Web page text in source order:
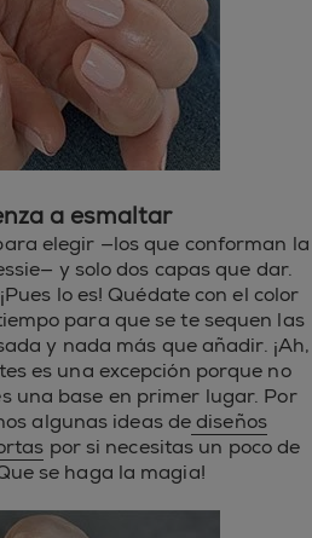
a esmaltar
elegir —los que conforman la
y solo dos capas que dar.
lo es! Quédate con el color
para que se te sequen las
y nada más que añadir. ¡Ah,
es una excepción porque no
una base en primer lugar. Por
algunas ideas dediseños
por si necesitas un poco de
se haga la magia!